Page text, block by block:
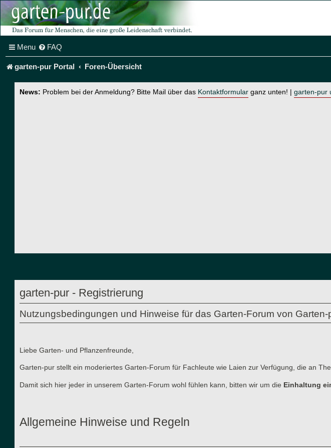
Menu FAQ
garten-pur Portal Foren-Übersicht
News: Problem bei der Anmeldung? Bitte Mail über das Kontaktformular ganz unten! | garten-pur
garten-pur - Registrierung
Nutzungsbedingungen und Hinweise für das Garten-Forum von Garten-
Liebe Garten- und Pflanzenfreunde,
Garten-pur stellt ein moderiertes Garten-Forum für Fachleute wie Laien zur Verfügung, die an
Damit sich hier jeder in unserem Garten-Forum wohl fühlen kann, bitten wir um die Einhaltung
Allgemeine Hinweise und Regeln